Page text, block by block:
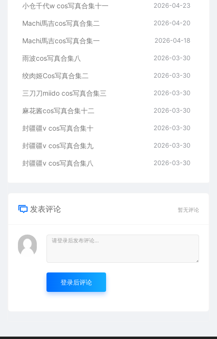
小仓千代w cos写真合集十一 2026-04-23
Machi馬吉cos写真合集二 2026-04-20
Machi馬吉cos写真合集一 2026-04-18
雨波cos写真合集八 2026-03-30
绞肉姬Cos写真合集二 2026-03-30
三刀刀miido cos写真合集三 2026-03-30
麻花酱cos写真合集十二 2026-03-30
封疆疆v cos写真合集十 2026-03-30
封疆疆v cos写真合集九 2026-03-30
封疆疆v cos写真合集八 2026-03-30
发表评论 暂无评论
登录后评论